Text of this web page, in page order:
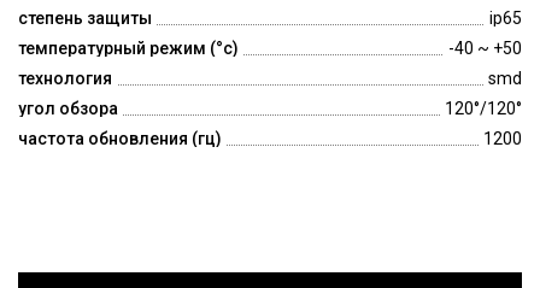
степень защиты
ip65
температурный режим (°c)
-40 ~ +50
технология
smd
угол обзора
120°/120°
частота обновления (гц)
1200